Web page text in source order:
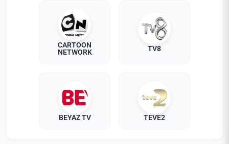
CARTOON
NETWORK
TV8
BEYAZ TV TEVE2